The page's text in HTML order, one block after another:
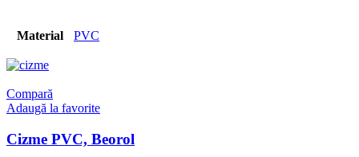
Material PVC
Compară
Adaugă la favorite
Cizme PVC, Beorol